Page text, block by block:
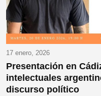
17 enero, 2026
Presentación en
intelectuales
discurso político